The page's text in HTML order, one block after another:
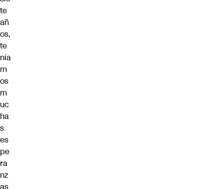
te
añ
os,
te
nía
m
os
m
uc
ha
s
es
pe
ra
nz
as